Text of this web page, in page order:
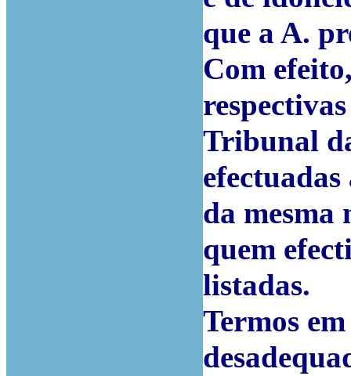
que a A.
Com
Tribunal
da mesma
quem
listadas.
Termos